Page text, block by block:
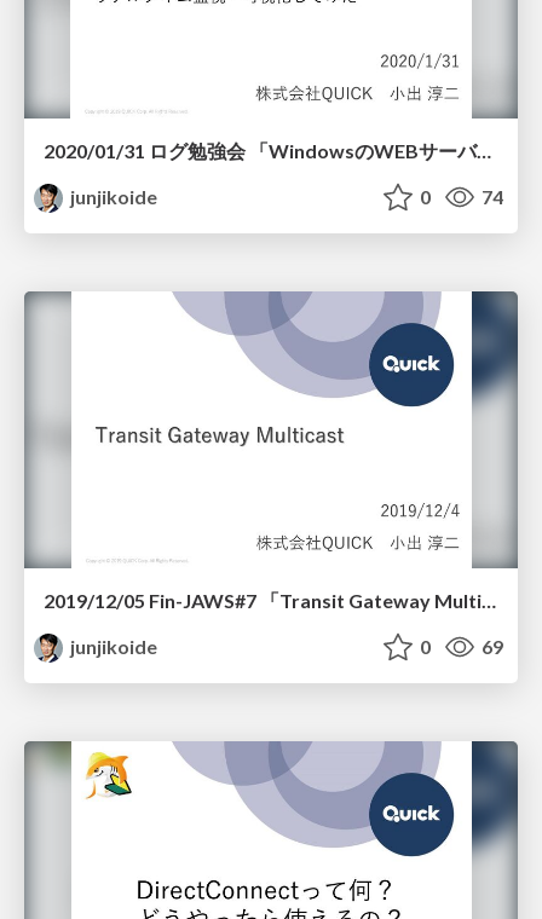
2020/01/31 ログ勉強会 「WindowsのWEBサーバログをリアルタイム監視・可視化してみた」
junjikoide
0 74
2019/12/05 Fin-JAWS#7 「Transit Gateway Multicast」
junjikoide
0 69